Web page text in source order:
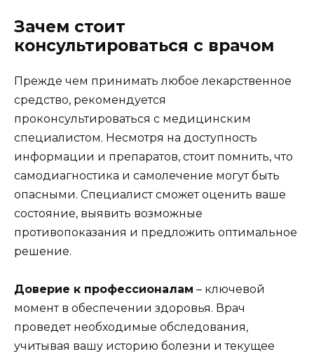
Зачем стоит
консультироваться с врачом
Прежде чем принимать любое лекарственное
средство, рекомендуется
проконсультироваться с медицинским
специалистом. Несмотря на доступность
информации и препаратов, стоит помнить, что
самодиагностика и самолечение могут быть
опасными. Специалист сможет оценить ваше
состояние, выявить возможные
противопоказания и предложить оптимальное
решение.
Доверие к профессионалам – ключевой
момент в обеспечении здоровья. Врач
проведет необходимые обследования,
учитывая вашу историю болезни и текущее